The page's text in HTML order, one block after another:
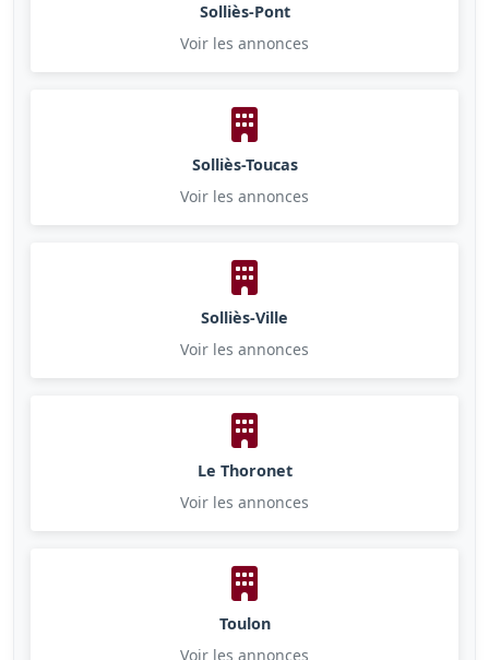
Solliès-Pont
Voir les annonces
Solliès-Toucas
Voir les annonces
Solliès-Ville
Voir les annonces
Le Thoronet
Voir les annonces
Toulon
Voir les annonces